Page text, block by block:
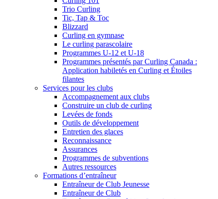
Trio Curling
Tic, Tap & Toc
Blizzard
Curling en gymnase
Le curling parascolaire
Programmes U-12 et U-18
Programmes présentés par Curling Canada :
Application habiletés en Curling et Étoiles
filantes
Services pour les clubs
Accompagnement aux clubs
Construire un club de curling
Levées de fonds
Outils de développement
Entretien des glaces
Reconnaissance
Assurances
Programmes de subventions
Autres ressources
Formations d’entraîneur
Entraîneur de Club Jeunesse
Entraîneur de Club